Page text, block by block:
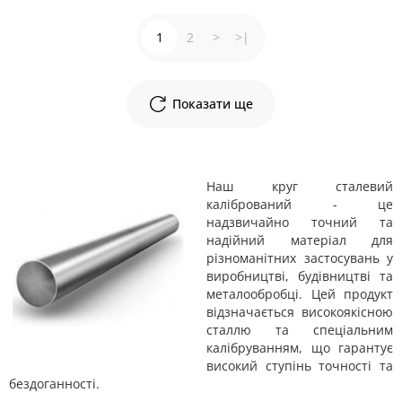
Показати ще
1 2 > >|
Наш круг сталевий
калібрований - це
надзвичайно точний та
надійний матеріал для
різноманітних застосувань у
виробництві, будівництві та
металообробці. Цей продукт
відзначається високоякісною
сталлю та спеціальним
калібруванням, що гарантує
високий ступінь точності та
бездоганності.